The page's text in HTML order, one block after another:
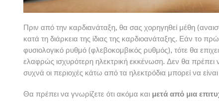
Πριν από την καρδιανάταξη, θα σας χορηγηθεί μέθη
κατά τη διάρκεια της ίδιας της καρδιοανάταξης. Εάν το
φυσιολογικό ρυθμό (φλεβοκομβικός ρυθμός), τότε θα
ελαφρώς ισχυρότερη ηλεκτρική εκκένωση. Δεν θα πρέπει
συχνά οι περιοχές κάτω από τα ηλεκτρόδια μπορεί να
Θα πρέπει να γνωρίζετε ότι ακόμα και μετά από μια